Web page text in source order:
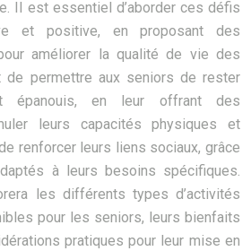
Il est essentiel d’aborder ces défis
et positive, en proposant des
améliorer la qualité de vie des
de permettre aux seniors de rester
épanouis, en leur offrant des
leurs capacités physiques et
renforcer leurs liens sociaux, grâce
à leurs besoins spécifiques.
les différents types d’activités
pour les seniors, leurs bienfaits
pratiques pour leur mise en